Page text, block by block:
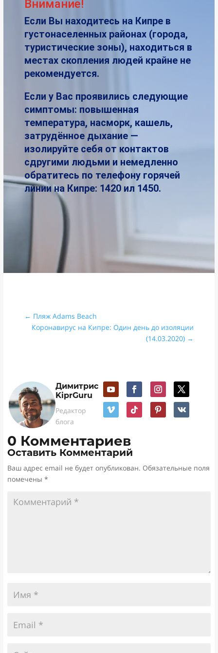
Внимание!
Если Вы находитесь на Кипре в
густонаселенных районах (города,
туристические зоны), находиться в
местах скопления людей крайне не
рекомендуется.
Если у Вас проявились следующие
симптомы: повышенная
температура, насморк, кашель,
затрудённое дыхание —
изолируйте себя от контактов
сдругими людьми и немедленно
обратитесь по телефону горячей
линии на Кипре: 1420 ил 1450.
← Пляж Adams Beach
Коронавирус на Кипре: Один день до изоляции
(14.03.2020)→
Димитрис
KiprGuru
Редактор
блога
0 Комментариев
Оставить Комментарий
Ваш адрес email не будет опубликован. Обязательные поля
помечены*